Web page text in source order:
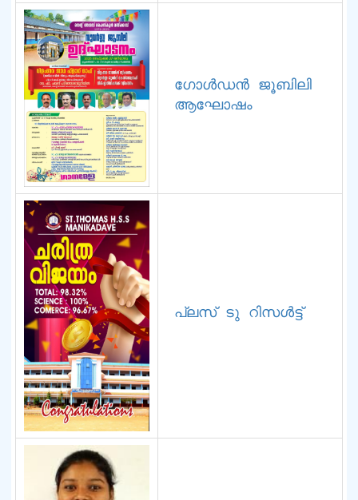
ഗോൾഡൻ ജൂബിലി
ആഘോഷം
പ്ലസ് ടു റിസൾട്ട്‌